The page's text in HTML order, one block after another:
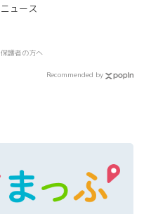
ニュース
保護者の方へ
Recommended by